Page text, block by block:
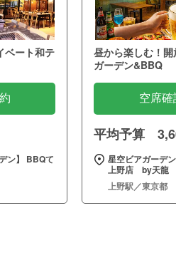
ベート和テ
ン】 BBQて
昼から楽しむ！
ガーデン&BBQ
空席確
平均予算
星空ビアガーデ
上野店 by天龍
上野駅／東京都